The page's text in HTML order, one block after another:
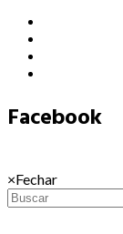
Facebook
×Fechar